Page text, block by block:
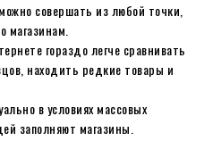
совершать из любой точки,
магазинам.
гораздо легче сравнивать
находить редкие товары и
в условиях массовых
заполняют магазины.